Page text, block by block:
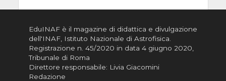
EduINAF è il magazine di didattica e divulgazione
dell'INAF, Istituto Nazionale di Astrofisica
Registrazione n. 45/2020 in data 4 giugno 2020,
Tribunale di Roma
Direttore responsabile: Livia Giacomini
Redazione